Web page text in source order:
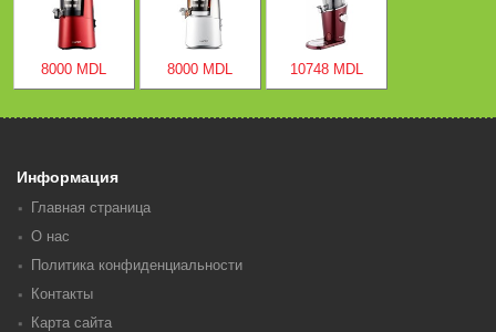
8000 MDL 8000 MDL 10748 MDL
Информация
Главная страница
О нас
Политика конфиденциальности
Контакты
Карта сайта